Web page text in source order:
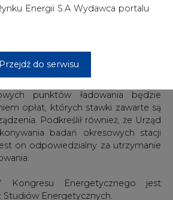
Energii S.A Wydawca portalu
Przejdź do serwisu
wpływu elektromobilności
dystrybucyjnej. Magazyny te będą
potrzebny uUzędowi na realizację
punktów ładowania będzie
opłat, których stawki zawarte są
Podkreślił również, że Urząd
badań okresowych stacji
on odpowiedzialny za utrzymanie
Kongresu Energetycznego jest
Energetycznych.